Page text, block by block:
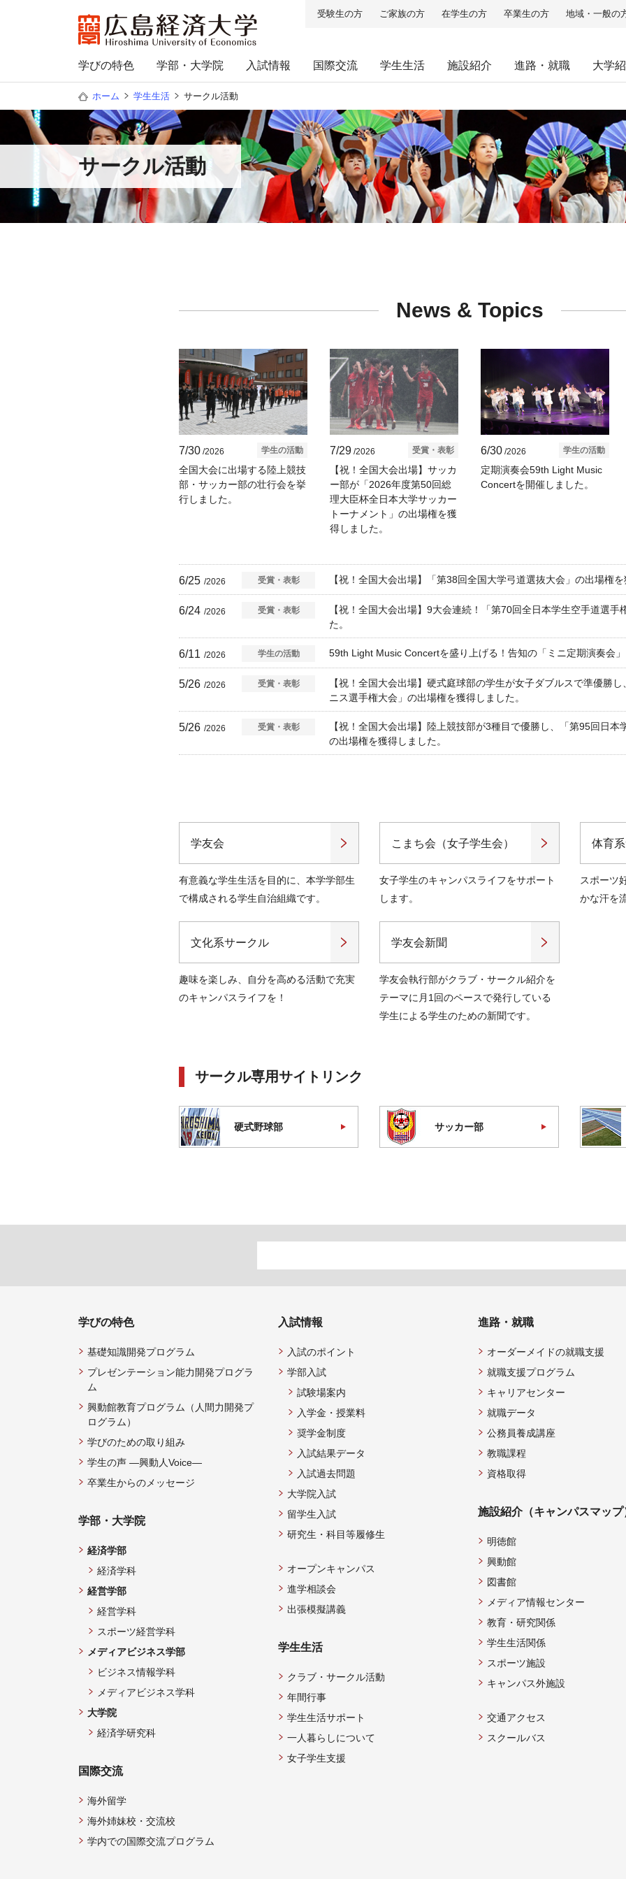
受験生の方 ご家族の方 在学生の方 卒業生の方 地域・一般の
学びの特色 学部・大学院 入試情報 国際交流 学生生活 施設紹介 進路・就職 大学
ホーム 学生生活 サークル活動
サークル活動
News & Topics
7/30 /2026 学生の活動
全国大会に出場する陸上競技
部・サッカー部の壮行会を挙
行しました。
7/29 /2026 受賞・表彰
【祝！全国大会出場】サッカ
ー部が「2026年度第50回総
理大臣杯全日本大学サッカー
トーナメント」の出場権を獲
得しました。
6/30 /2026 学生の活動
定期演奏会59th Light Music
Concertを開催しました。
6/25 /2026 受賞・表彰 【祝！全国大会出場】「第38回全国大学弓道選抜大会」の出場権を
6/24 /2026 受賞・表彰
【祝！全国大会出場】9大会連続！「第70回全日本学生空手道選手
た。
6/11 /2026 学生の活動 59th Light Music Concertを盛り上げる！告知の「ミニ定期演奏会」
5/26 /2026 受賞・表彰
【祝！全国大会出場】硬式庭球部の学生が女子ダブルスで準優勝
ニス選手権大会」の出場権を獲得しました。
5/26 /2026 受賞・表彰
【祝！全国大会出場】陸上競技部が3種目で優勝し、「第95回日本
の出場権を獲得しました。
学友会
有意義な学生生活を目的に、本学学部生
で構成される学生自治組織です。
こまち会（女子学生会）
女子学生のキャンパスライフをサポート
します。
体育
スポーツ
かな汗を
文化系サークル
趣味を楽しみ、自分を高める活動で充実
のキャンパスライフを！
学友会新聞
学友会執行部がクラブ・サークル紹介を
テーマに月1回のペースで発行している
学生による学生のための新聞です。
サークル専用サイトリンク
硬式野球部 サッカー部
学びの特色
基礎知識開発プログラム
プレゼンテーション能力開発プログラ
ム
興動館教育プログラム（人間力開発プ
ログラム）
学びのための取り組み
学生の声 —興動人Voice—
卒業生からのメッセージ
学部・大学院
経済学部
経済学科
経営学部
経営学科
スポーツ経営学科
メディアビジネス学部
ビジネス情報学科
メディアビジネス学科
大学院
経済学研究科
国際交流
海外留学
海外姉妹校・交流校
学内での国際交流プログラム
入試情報
入試のポイント
学部入試
試験場案内
入学金・授業料
奨学金制度
入試結果データ
入試過去問題
大学院入試
留学生入試
研究生・科目等履修生
オープンキャンパス
進学相談会
出張模擬講義
学生生活
クラブ・サークル活動
年間行事
学生生活サポート
一人暮らしについて
女子学生支援
進路・就職
オーダーメイドの就職支援
就職支援プログラム
キャリアセンター
就職データ
公務員養成講座
教職課程
資格取得
施設紹介（キャンパスマップ
明徳館
興動館
図書館
メディア情報センター
教育・研究関係
学生生活関係
スポーツ施設
キャンパス外施設
交通アクセス
スクールバス